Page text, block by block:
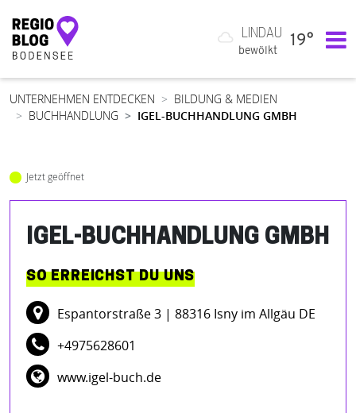
Hauptnavigation
LINDAU
bewölkt
19°
UNTERNEHMEN ENTDECKEN
BILDUNG & MEDIEN
BUCHHANDLUNG
IGEL-BUCHHANDLUNG GMBH
Jetzt geöffnet
IGEL-BUCHHANDLUNG GMBH
SO ERREICHST DU UNS
Espantorstraße 3 | 88316 Isny im Allgäu DE
+4975628601
www.igel-buch.de